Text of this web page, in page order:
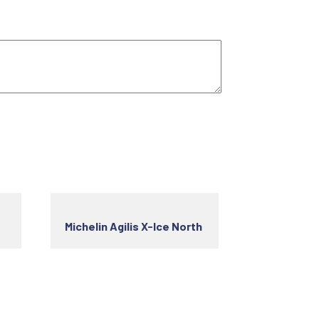
Michelin Agilis X-Ice North